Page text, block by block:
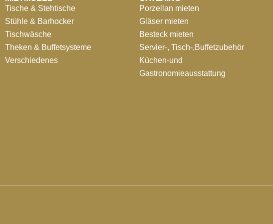
Tische & Stehtische
Stühle & Barhocker
Tischwäsche
Theken & Buffetsysteme
Verschiedenes
Porzellan mieten
Gläser mieten
Besteck mieten
Servier-, Tisch-,Buffetzubehör
Küchen-und
Gastronomieausstattung